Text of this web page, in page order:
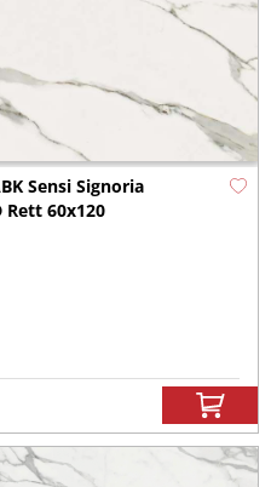
Sensi Signoria
60х120